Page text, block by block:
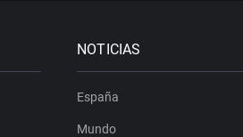
NOTICIAS
España
Mundo